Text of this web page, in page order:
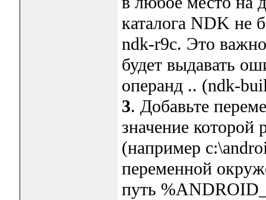
каталога NDK не
ndk-r9c. Это
будет выдавать
операнд .. (ndk-
3. Добавьте
значение которой
(например
переменной
путь